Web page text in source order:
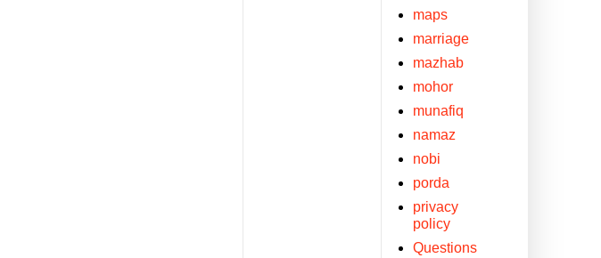
maps
marriage
mazhab
mohor
munafiq
namaz
nobi
porda
privacy
policy
Questions